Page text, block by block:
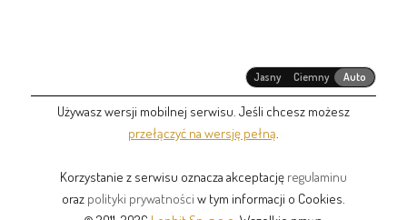
Jasny Ciemny Auto
Używasz wersji mobilnej serwisu. Jeśli chcesz możesz
przełączyć na wersję pełną
Korzystanie z serwisu oznacza akceptację regulaminu
oraz polityki prywatności w tym informacji o Cookies.